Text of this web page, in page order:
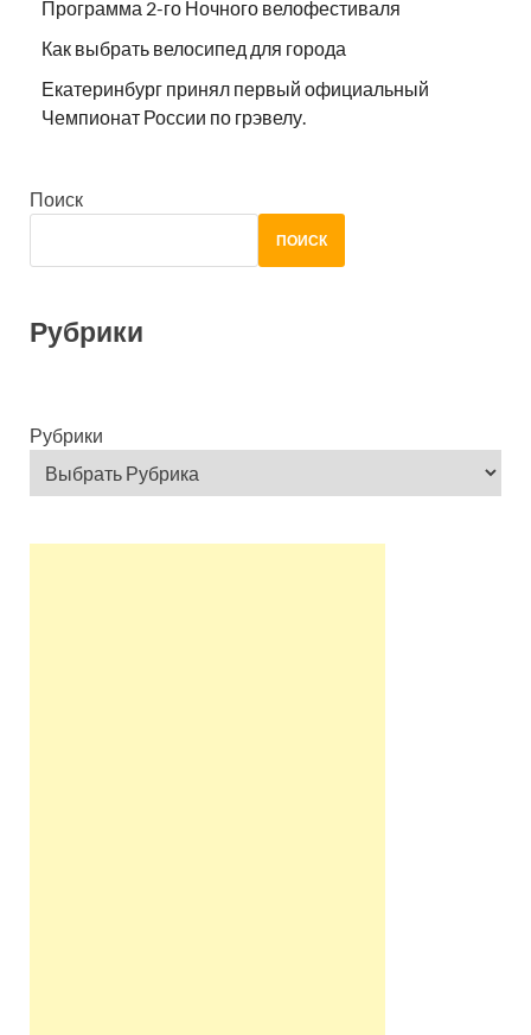
Программа 2-го Ночного велофестиваля
Как выбрать велосипед для города
Екатеринбург принял первый официальный
Чемпионат России по грэвелу.
Поиск
ПОИСК
Рубрики
Рубрики